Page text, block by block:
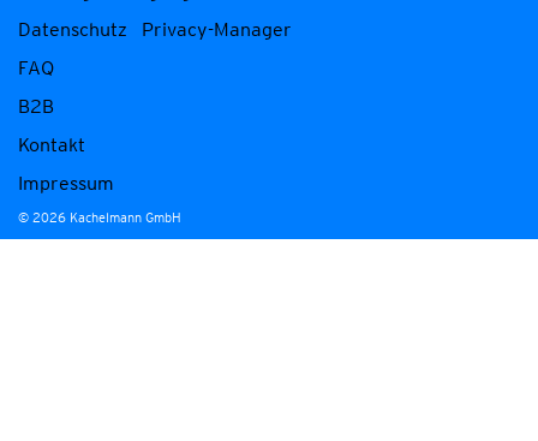
Datenschutz
Privacy-Manager
FAQ
B2B
Kontakt
Impressum
© 2026 Kachelmann GmbH